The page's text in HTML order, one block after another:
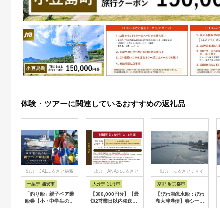
体験・ツアーに関連しているおすすめの返礼品
出典：JALふるさと納税
千葉県 浦安市
「釣り船」親子ペア乗
船券【小・中学生のお
出典：ANAのふるさと
大分県 別府市
【300,000円分】【最
短2営業日以内発送】
出典：ふるさとチョイ
京都 府京都市
【びわ湖疏水船：びわ
湖大津港便】春シーズ